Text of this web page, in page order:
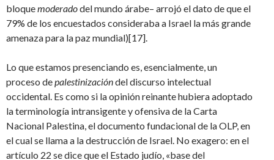
bloquemoderadodel mundo árabe– arrojó el dato de que el
79% de los encuestados consideraba a Israel la más grande
amenaza para la paz mundial)[17].
Lo que estamos presenciando es, esencialmente, un
proceso depalestinizacióndel discurso intelectual
occidental. Es como si la opinión reinante hubiera adoptado
la terminología intransigente y ofensiva de la Carta
Nacional Palestina, el documento fundacional de la OLP, en
el cual se llama a la destrucción de Israel. No exagero: en el
artículo 22 se dice que el Estado judío, «base del